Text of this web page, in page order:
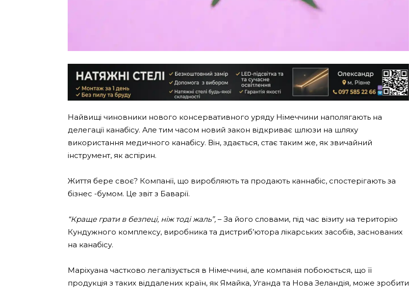
Найвищі чиновники нового консервативного уряду Німеччини наполягають на
делегації канабісу. Але тим часом новий закон відкриває шлюзи на шляху
використання медичного канабісу. Він, здається, стає таким же, як звичайний
інструмент, як аспірин.
Життя бере своє? Компанії, що виробляють та продають каннабіс, спостерігають за
бізнес -бумом. Це звіт з Баварії.
“Краще грати в безпеці, ніж тоді жаль”, – За його словами, під час візиту на територію
Кундужного комплексу, виробника та дистриб’ютора лікарських засобів, заснованих
на канабісу.
Маріхуана частково легалізується в Німеччині, але компанія побоюється, що її
продукція з таких віддалених країн, як Ямайка, Уганда та Нова Зеландія, може зробити